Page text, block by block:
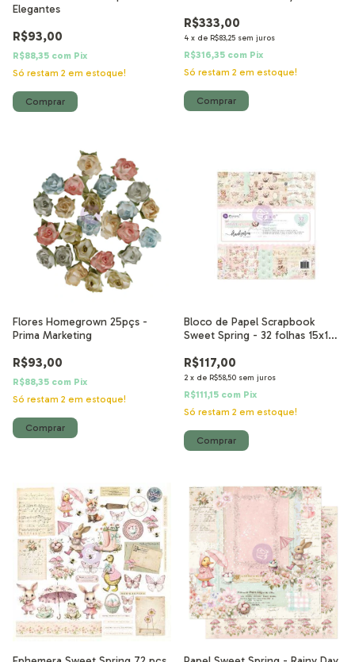
Elegantes
R$93,00
R$88,35 com Pix
Só restam 2 em estoque!
R$333,00
4 x de R$83,25 sem juros
R$316,35 com Pix
Só restam 2 em estoque!
Flores Homegrown 25pçs -
Prima Marketing
R$93,00
R$88,35 com Pix
Só restam 2 em estoque!
Bloco de Papel Scrapbook
Sweet Spring - 32 folhas 15x15
R$117,00
2 x de R$58,50 sem juros
R$111,15 com Pix
Só restam 2 em estoque!